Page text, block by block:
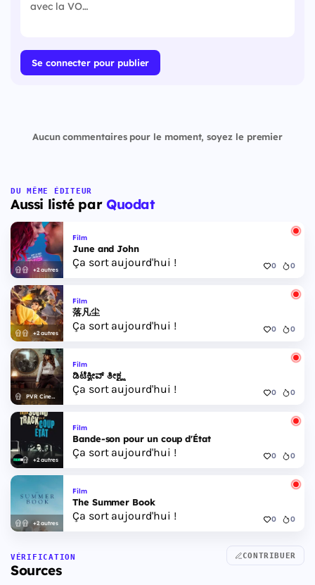
Se connecter pour publier
Aucun commentaires pour le moment, soyez le premier
DU MÊME ÉDITEUR
Aussi listé par Quodat
+2 autres
Film
June and John
Ça sort aujourd'hui ! 0 0
+2 autres
Film
落凡尘
Ça sort aujourd'hui ! 0 0
PVR Cinemas
Film
ಡಿಟೆಕ್ವೀವ್ ತೀಕ್ಷ್ಣ
Ça sort aujourd'hui ! 0 0
+2 autres
Film
Bande-son pour un coup d'État
Ça sort aujourd'hui ! 0 0
+2 autres
Film
The Summer Book
Ça sort aujourd'hui ! 0 0
VÉRIFICATION
Sources
CONTRIBUER